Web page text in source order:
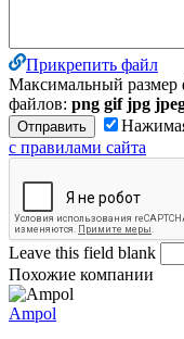
Прикрепить файл
Максимальный размер
файлов: png gif jpg
с правилами сайта
Leave this field blank
Похожие компании
Ampol